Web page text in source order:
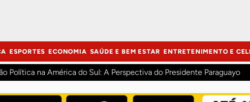
ESPORTES ECONOMIA SAÚDE E BEM ESTAR ENTRETENIMENTO E
Política na América do Sul: A Perspectiva do Presidente Paraguayo